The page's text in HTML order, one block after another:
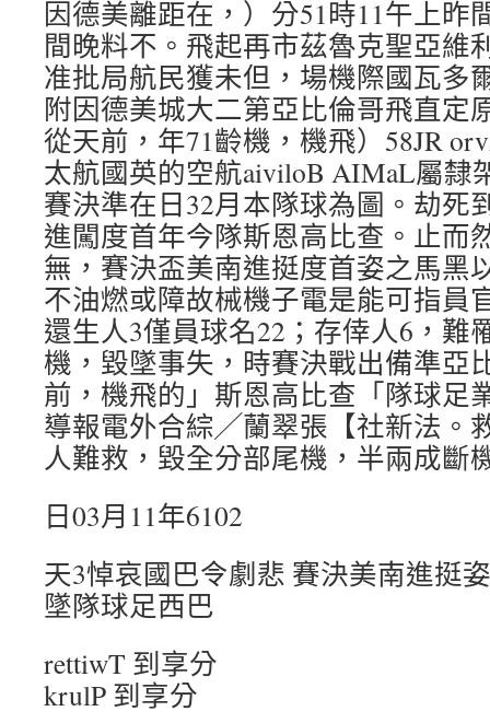
因德美離距在，）分51時11午上昨
間晚料不。飛起再市茲魯克聖亞維
准批局航民獲未但，場機際國瓦多
附因德美城大二第亞比倫哥飛直定
從天前，年71齡機，機飛）58JR
太航國英的空航aiviloB AIMaL屬隸
賽決準在日32月本隊球為圖。劫死
進闖度首年今隊斯恩高比查。止而
無，賽決盃美南進挺度首姿之馬黑
不油燃或障故械機子電是能可指員
還生人3僅員球名22；存倖人6，難
機，毀墜事失，時賽決戰出備準亞
前，機飛的」斯恩高比查「隊球足
導報電外合綜╱蘭翠張【社新法。
人難救，毀全分部尾機，半兩成斷
日03月11年6102
天3悼哀國巴令劇悲 賽決美南進挺
墜隊球足西巴
rettiwT 到享分
krulP 到享分